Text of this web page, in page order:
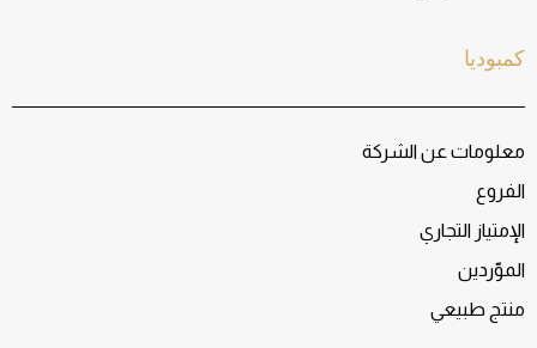
كمبوديا
معلومات عن الشركة
الفروع
الإمتياز التجاري
الموّردين
منتج طبيعي